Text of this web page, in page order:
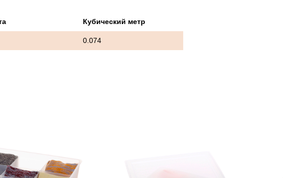
Кубический метр
0.074